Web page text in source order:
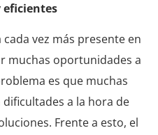
eficientes
vez más presente en
muchas oportunidades a
es que muchas
a la hora de
Frente a esto, el